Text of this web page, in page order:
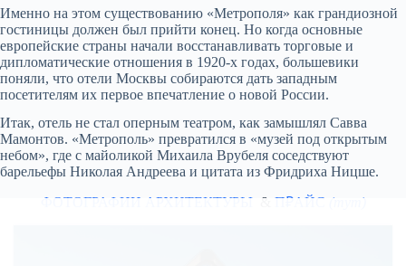
Именно на этом существованию «Метрополя» как грандиозной
гостиницы должен был прийти конец. Но когда основные
европейские страны начали восстанавливать торговые и
дипломатические отношения в 1920-х годах, большевики
поняли, что отели Москвы собираются дать западным
посетителям их первое впечатление о новой России.
Итак, отель не стал оперным театром, как замышлял Савва
Мамонтов. «Метрополь» превратился в «музей под открытым
небом», где с майоликой Михаила Врубеля соседствуют
барельефы Николая Андреева и цитата из Фридриха Ницше.
ФОТОГРАФИИ АРХИТЕКТУРЫ& П₽АЙС (тут)